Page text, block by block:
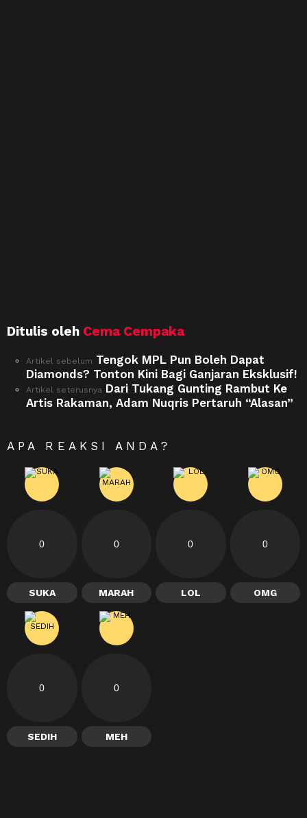
Ditulis oleh Cema Cempaka
See
more
Artikel sebelum Tengok MPL Pun Boleh Dapat
Diamonds? Tonton Kini Bagi Ganjaran Eksklusif!
Artikel seterusnya Dari Tukang Gunting Rambut Ke
Artis Rakaman, Adam Nuqris Pertaruh “Alasan”
APA REAKSI ANDA?
0
SUKA
0
MARAH
0
LOL
0
OMG
0
SEDIH
0
MEH